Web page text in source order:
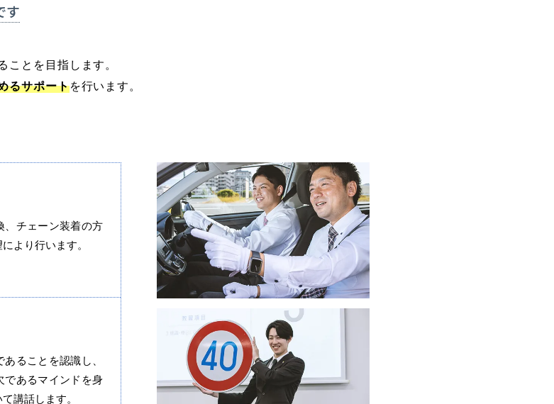
笹丘校バスコース 花畑校バスコース
プライバシーポリシー
す
とを目指します。
るサポートを行います。
、チェーン装着の方
より行います。
ることを認識し、
であるマインドを身
講話します。